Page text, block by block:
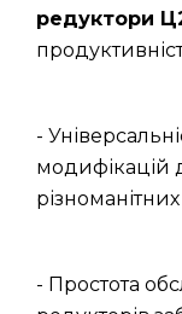
редуктори
-
модифікацій
- Простота